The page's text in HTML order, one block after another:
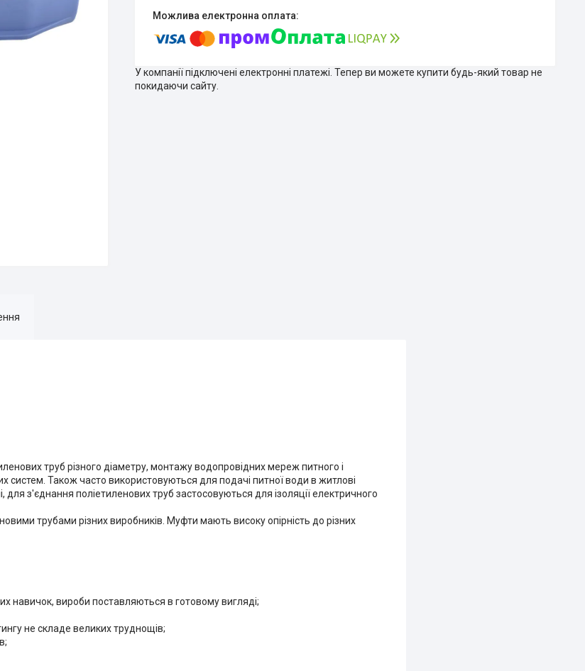
У компанії підключені електронні платежі. Тепер ви можете купити будь-який товар не
покидаючи сайту.
труб різного діаметру, монтажу водопровідних мереж питного і
Також часто використовуються для подачі питної води в житлові
з'єднання поліетиленових труб застосовуються для ізоляції електричного
трубами різних виробників. Муфти мають високу опірність до різних
навичок, вироби поставляються в готовому вигляді;
не складе великих труднощів;